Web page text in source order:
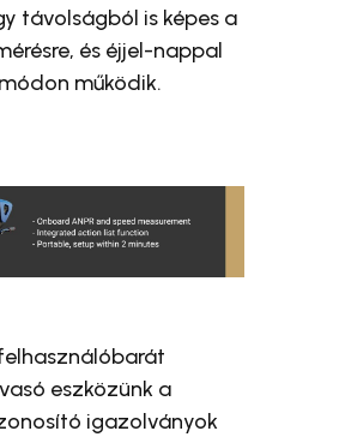
távolságból is képes a
és éjjel-nappal
működik.
eszközünk a
igazolványok